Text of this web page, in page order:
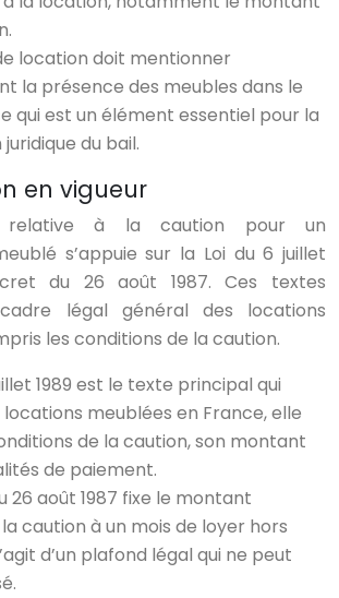
location doit mentionner
la présence des meubles dans le
qui est un élément essentiel pour la
du bail.
en vigueur
relative à la caution pour un
s’appuie sur la Loi du 6 juillet
du 26 août 1987. Ces textes
légal général des locations
les conditions de la caution.
1989 est le texte principal qui
meublées en France, elle
de la caution, son montant
de paiement.
26 août 1987 fixe le montant
caution à un mois de loyer hors
d’un plafond légal qui ne peut